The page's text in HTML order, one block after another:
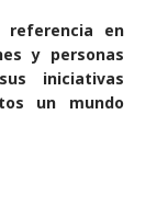
referencia en
y personas
iniciativas
un mundo